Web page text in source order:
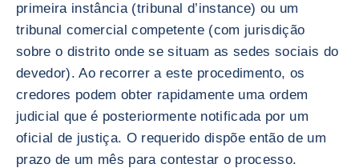
primeira instância (tribunal d’instance) ou um
tribunal comercial competente (com jurisdição
sobre o distrito onde se situam as sedes sociais do
devedor). Ao recorrer a este procedimento, os
credores podem obter rapidamente uma ordem
judicial que é posteriormente notificada por um
oficial de justiça. O requerido dispõe então de um
prazo de um mês para contestar o processo.